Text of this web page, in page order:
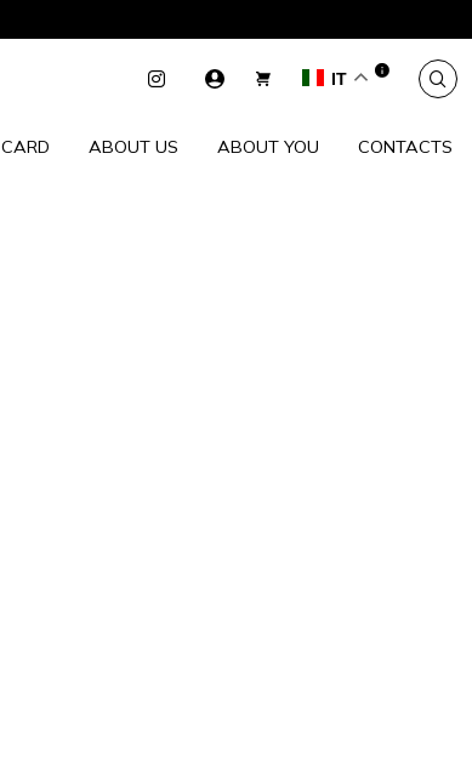
IT
ABOUT US ABOUT YOU CONTACTS